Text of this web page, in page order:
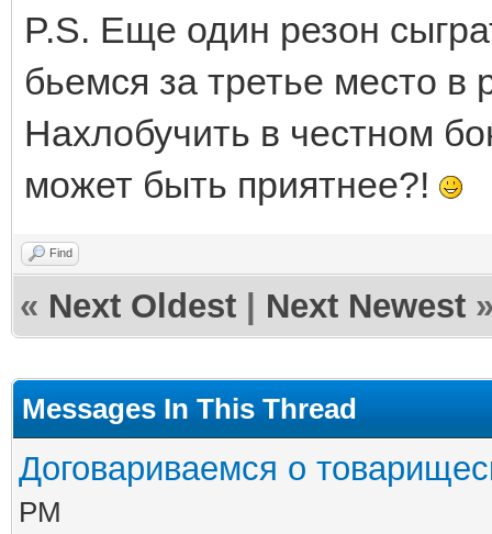
P.S. Еще один резон
бьемся за третье место в
Нахлобучить в честном
может быть приятнее?!
Find
« Next Oldest Next Newest
Messages In This Thread
Договариваемся о
PM